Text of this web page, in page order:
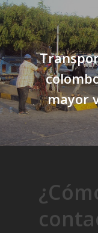
mayor